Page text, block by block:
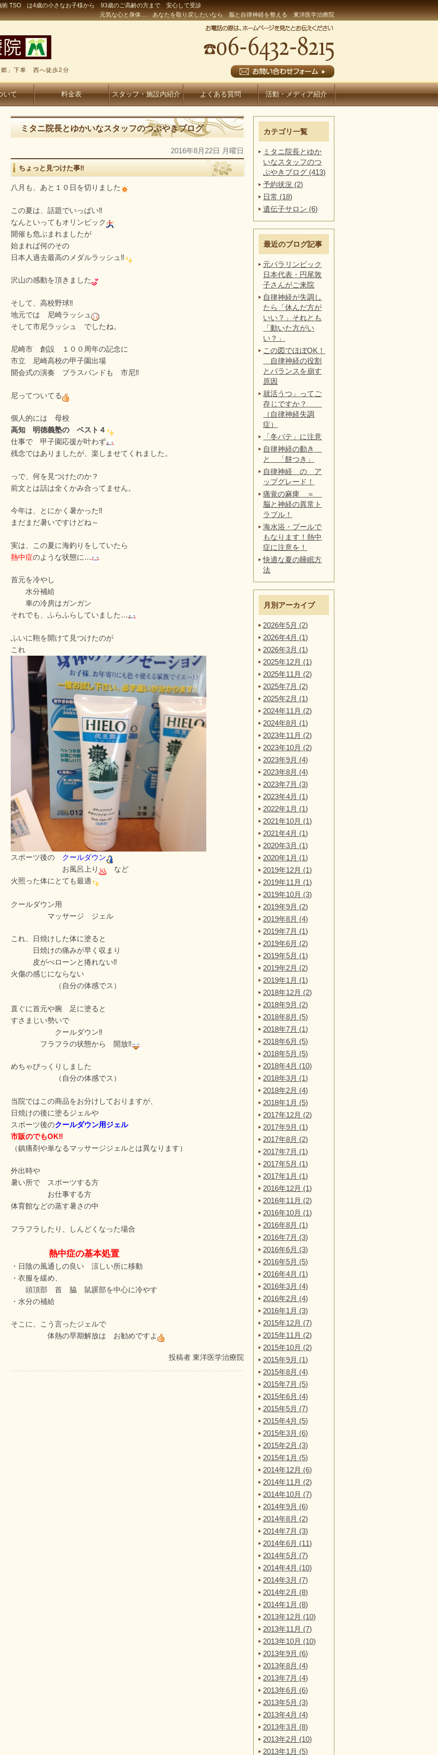
術 TSO は4歳の小さなお子様から 93歳のご高齢の方まで 安心して受診
元気な心と身体… あなたを取り戻したいなら 脳と自律神経を整える 東洋医学治療院
」下車 西へ徒歩2分
いて 料金表 スタッフ・施設内紹介 よくある質問 活動・メディア紹介
ミタニ院長とゆかいなスタッフのつぶやきブログ
2016年8月22日 月曜日
ちょっと見つけた事‼
八月も、あと１０日を切りました
この夏は、話題でいっぱい‼
なんといってもオリンピック
開催も危ぶまれましたが
始まれば何のその
日本人過去最高のメダルラッシュ‼
沢山の感動を頂きました
そして、高校野球‼
地元では 尼崎ラッシュ
そして市尼ラッシュ でしたね。
尼崎市 創設 １００周年の記念に
市立 尼崎高校の甲子園出場
開会式の演奏 ブラスバンドも 市尼‼
尼ってついてる
個人的には 母校
高知 明徳義塾の ベスト４
仕事で 甲子園応援が叶わず
残念ではありましたが、楽しませてくれました。
っで、何を見つけたのか？
前文とは話は全くかみ合ってません。
今年は、とにかく暑かった‼
まだまだ暑いですけどね～
実は、この夏に海釣りをしていたら
熱中症のような状態に…
首元を冷やし
水分補給
車の冷房はガンガン
それでも、ふらふらしていました…
ふいに鞄を開けて見つけたのが
これ
スポーツ後の クールダウン
お風呂上り
など
火照った体にとても最適
クールダウン用
マッサージ ジェル
これ、日焼けした体に塗ると
日焼けの痛みが早く収まり
皮がべローンと捲れない‼
火傷の感じにならない
（自分の体感でス）
直ぐに首元や腕 足に塗ると
すさまじい勢いで
クールダウン‼
フラフラの状態から 開放‼
めちゃびっくりしました
（自分の体感でス）
当院ではこの商品をお分けしておりますが、
日焼けの後に塗るジェルや
スポーツ後のクールダウン用ジェル
市販のでもOK‼
（鎮痛剤や単なるマッサージジェルとは異なります）
外出時や
暑い所で スポーツする方
お仕事する方
体育館などの蒸す暑さの中
フラフラしたり、しんどくなった場合
熱中症の基本処置
・日陰の風通しの良い 涼しい所に移動
・衣服を緩め、
頭頂部 首 脇 鼠蹊部を中心に冷やす
・水分の補給
そこに、こう言ったジェルで
体熱の早期解放は お勧めですよ
投稿者東洋医学治療院
カテゴリ一覧
ミタニ院長とゆか
いなスタッフのつ
ぶやきブログ (413)
予約状況 (2)
日常 (18)
遺伝子サロン (6)
最近のブログ記事
元パラリンピック
日本代表・円尾敦
子さんがご来院
自律神経が失調し
たら「休んだ方が
いい？」それとも
「動いた方がい
い？」
この図でほぼOK！
自律神経の役割
とバランスを崩す
原因
就活うつ」ってご
存じですか？
（自律神経失調
症）
「冬バテ」に注意
自律神経の動き
と 「餅つき」
自律神経 の ア
ップグレード！
痛覚の麻痺 ＝
脳と神経の異常ト
ラブル！
海水浴・プールで
もなります！熱中
症に注意を！
快適な夏の睡眠方
法
月別アーカイブ
2026年5月 (2)
2026年4月 (1)
2026年3月 (1)
2025年12月 (1)
2025年11月 (2)
2025年7月 (2)
2025年2月 (1)
2024年11月 (2)
2024年8月 (1)
2023年11月 (2)
2023年10月 (2)
2023年9月 (4)
2023年8月 (4)
2023年7月 (3)
2023年4月 (1)
2022年1月 (1)
2021年10月 (1)
2021年4月 (1)
2020年3月 (1)
2020年1月 (1)
2019年12月 (1)
2019年11月 (1)
2019年10月 (3)
2019年9月 (2)
2019年8月 (4)
2019年7月 (1)
2019年6月 (2)
2019年5月 (1)
2019年2月 (2)
2019年1月 (1)
2018年12月 (2)
2018年9月 (2)
2018年8月 (5)
2018年7月 (1)
2018年6月 (5)
2018年5月 (5)
2018年4月 (10)
2018年3月 (1)
2018年2月 (4)
2018年1月 (5)
2017年12月 (2)
2017年9月 (1)
2017年8月 (2)
2017年7月 (1)
2017年5月 (1)
2017年1月 (1)
2016年12月 (1)
2016年11月 (2)
2016年10月 (1)
2016年8月 (1)
2016年7月 (3)
2016年6月 (3)
2016年5月 (5)
2016年4月 (1)
2016年3月 (4)
2016年2月 (4)
2016年1月 (3)
2015年12月 (7)
2015年11月 (2)
2015年10月 (2)
2015年9月 (1)
2015年8月 (4)
2015年7月 (5)
2015年6月 (4)
2015年5月 (7)
2015年4月 (5)
2015年3月 (6)
2015年2月 (3)
2015年1月 (5)
2014年12月 (6)
2014年11月 (2)
2014年10月 (7)
2014年9月 (6)
2014年8月 (2)
2014年7月 (3)
2014年6月 (11)
2014年5月 (7)
2014年4月 (10)
2014年3月 (7)
2014年2月 (8)
2014年1月 (8)
2013年12月 (10)
2013年11月 (7)
2013年10月 (10)
2013年9月 (6)
2013年8月 (4)
2013年7月 (4)
2013年6月 (6)
2013年5月 (3)
2013年4月 (4)
2013年3月 (8)
2013年2月 (10)
2013年1月 (5)